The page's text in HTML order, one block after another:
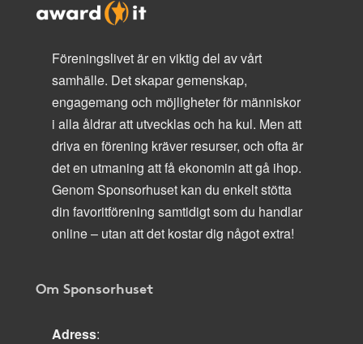
Föreningslivet är en viktig del av vårt
samhälle. Det skapar gemenskap,
engagemang och möjligheter för människor
i alla åldrar att utvecklas och ha kul. Men att
driva en förening kräver resurser, och ofta är
det en utmaning att få ekonomin att gå ihop.
Genom Sponsorhuset kan du enkelt stötta
din favoritförening samtidigt som du handlar
online – utan att det kostar dig något extra!
Om Sponsorhuset
Adress: